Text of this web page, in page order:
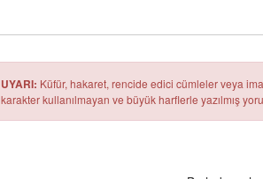
UYARI: Küfür, hakaret, rencide edici cümleler veya
karakter kullanılmayan ve büyük harflerle yazılmış